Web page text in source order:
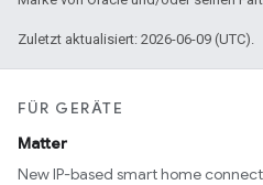
Zuletzt aktualisiert: 2026-06-09 (UTC).
FÜR GERÄTE
Matter
New IP-based smart home